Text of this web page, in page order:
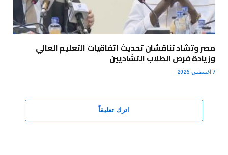
مصر وتشاد تناقشان تحديث اتفاقيات التعليم العالي
وزيادة فرص الطلاب التشاديين
7 أغسطس، 2026
اترك تعليقاً